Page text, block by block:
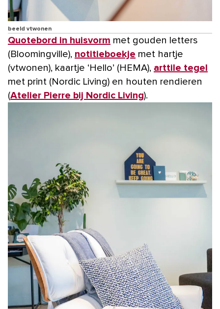
beeld vtwonen
Quotebord in huisvorm met gouden letters
(Bloomingville), notitieboekje met hartje
(vtwonen), kaartje ‘Hello’ (HEMA), arttile tegel
met print (Nordic Living) en houten rendieren
(Atelier Pierre bij Nordic Living).